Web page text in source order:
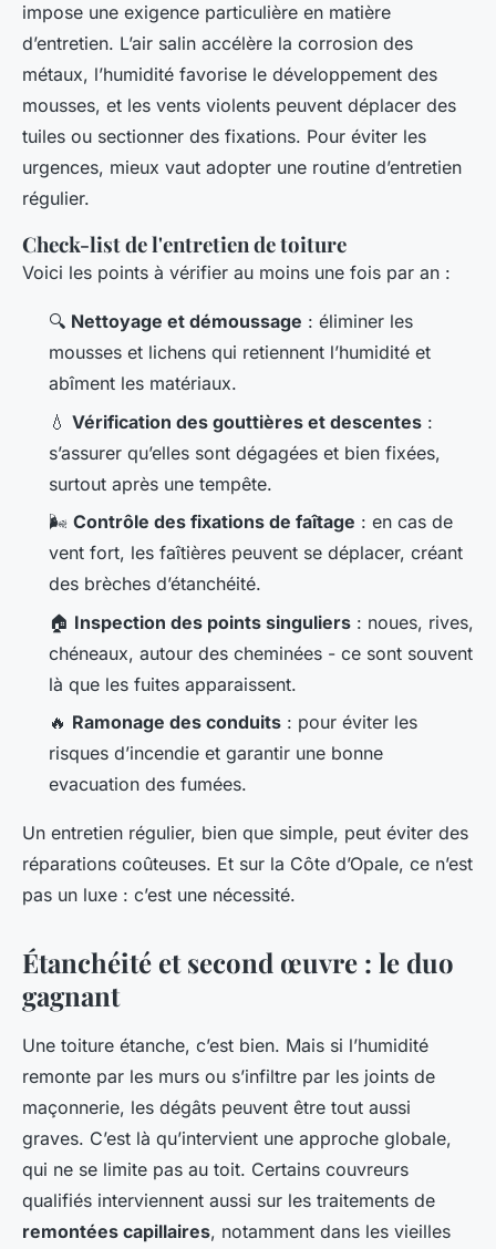
impose une exigence particulière en matière
d’entretien. L’air salin accélère la corrosion des
métaux, l’humidité favorise le développement des
mousses, et les vents violents peuvent déplacer des
tuiles ou sectionner des fixations. Pour éviter les
urgences, mieux vaut adopter une routine d’entretien
régulier.
Check-list de l'entretien de toiture
Voici les points à vérifier au moins une fois par an :
🔍 Nettoyage et démoussage : éliminer les
mousses et lichens qui retiennent l’humidité et
abîment les matériaux.
💧 Vérification des gouttières et descentes :
s’assurer qu’elles sont dégagées et bien fixées,
surtout après une tempête.
🌬️ Contrôle des fixations de faîtage : en cas de
vent fort, les faîtières peuvent se déplacer, créant
des brèches d’étanchéité.
🏠 Inspection des points singuliers : noues, rives,
chéneaux, autour des cheminées - ce sont souvent
là que les fuites apparaissent.
🔥 Ramonage des conduits : pour éviter les
risques d’incendie et garantir une bonne
evacuation des fumées.
Un entretien régulier, bien que simple, peut éviter des
réparations coûteuses. Et sur la Côte d’Opale, ce n’est
pas un luxe : c’est une nécessité.
Étanchéité et second œuvre : le duo
gagnant
Une toiture étanche, c’est bien. Mais si l’humidité
remonte par les murs ou s’infiltre par les joints de
maçonnerie, les dégâts peuvent être tout aussi
graves. C’est là qu’intervient une approche globale,
qui ne se limite pas au toit. Certains couvreurs
qualifiés interviennent aussi sur les traitements de
remontées capillaires, notamment dans les vieilles